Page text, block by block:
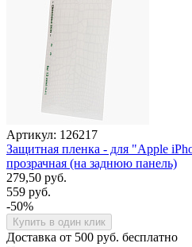
Артикул: 126217
Защитная пленка - для "Apple
прозрачная (на заднюю панель)
279,50 руб.
559 руб.
-50%
Купить в один клик
Доставка от 500 руб. бесплатно